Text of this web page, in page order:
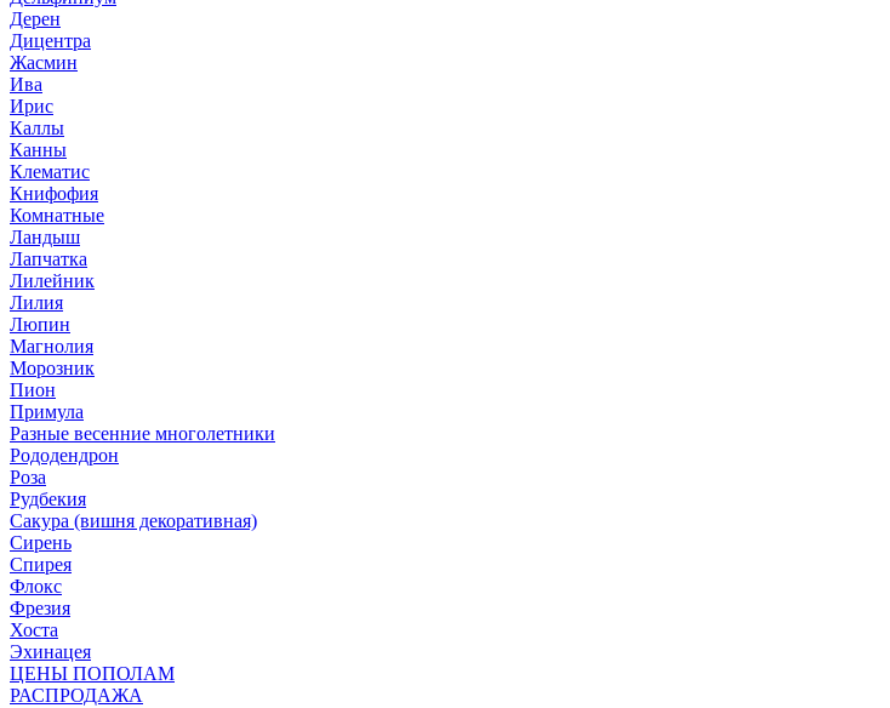
Дерен
Дицентра
Жасмин
Ива
Ирис
Каллы
Канны
Клематис
Книфофия
Комнатные
Ландыш
Лапчатка
Лилейник
Лилия
Люпин
Магнолия
Морозник
Пион
Примула
Разные весенние многолетники
Рододендрон
Роза
Рудбекия
Сакура (вишня декоративная)
Сирень
Спирея
Флокс
Фрезия
Хоста
Эхинацея
ЦЕНЫ ПОПОЛАМ
РАСПРОДАЖА